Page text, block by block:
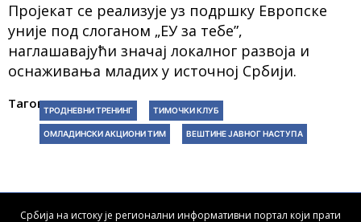
Пројекат се реализује уз подршку Европске
уније под слоганом „ЕУ за тебе”,
наглашавајући значај локалног развоја и
оснаживања младих у источној Србији.
Тагови:ТРОДНЕВНИ ТРЕНИНГ ТИМОЧКИ КЛУБ
ОМЛАДИНСКИ АКЦИОНИ ТИМ ВЕШТИНЕ ЈАВНОГ НАСТУПА
Србија на истоку је регионални информативни портал који прати